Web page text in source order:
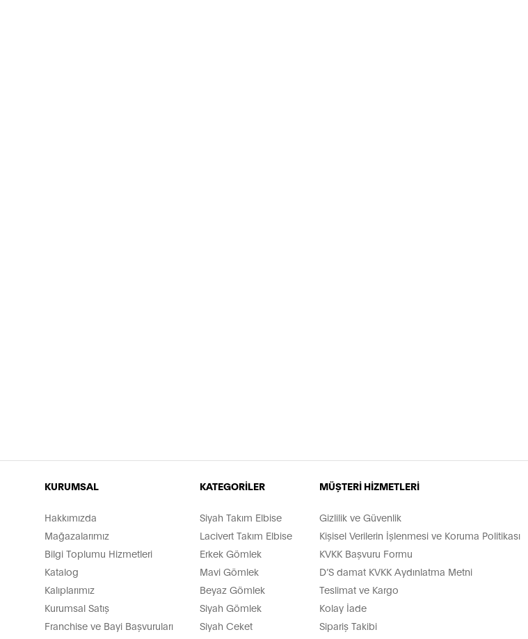
KURUMSAL
Hakkımızda
Mağazalarımız
Bilgi Toplumu Hizmetleri
Katalog
Kalıplarımız
Kurumsal Satış
Franchise ve Bayi Başvuruları
KATEGORİLER
Siyah Takım Elbise
Lacivert Takım Elbise
Erkek Gömlek
Mavi Gömlek
Beyaz Gömlek
Siyah Gömlek
Siyah Ceket
MÜŞTERİ HİZMETLERİ
Gizlilik ve Güvenlik
Kişisel Verilerin İşlenmesi ve Koruma Politikası
KVKK Başvuru Formu
D’S damat KVKK Aydınlatma Metni
Teslimat ve Kargo
Kolay İade
Sipariş Takibi